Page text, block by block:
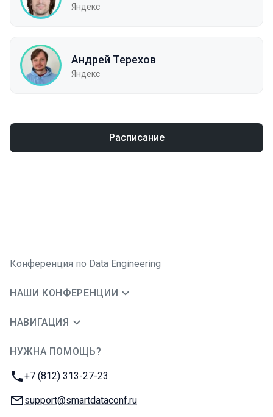
Яндекс
Андрей Терехов
Яндекс
Расписание
Конференция по Data Engineering
НАШИ КОНФЕРЕНЦИИ
НАВИГАЦИЯ
НУЖНА ПОМОЩЬ?
Телефон:
+7 (812) 313-27-23
E-mail:
support@smartdataconf.ru